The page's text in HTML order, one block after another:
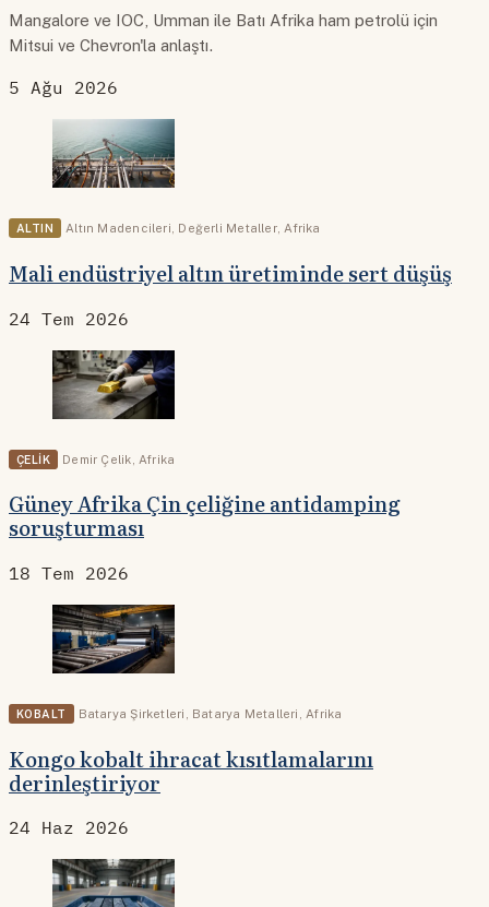
Mangalore ve IOC, Umman ile Batı Afrika ham petrolü için
Mitsui ve Chevron'la anlaştı.
5 Ağu 2026
ALTIN Altın Madencileri Değerli Metaller, Afrika
Mali endüstriyel altın üretiminde sert düşüş
24 Tem 2026
ÇELIK Demir Çelik Afrika
Güney Afrika Çin çeliğine antidamping
soruşturması
18 Tem 2026
KOBALT Batarya Şirketleri Batarya Metalleri Afrika
Kongo kobalt ihracat kısıtlamalarını
derinleştiriyor
24 Haz 2026